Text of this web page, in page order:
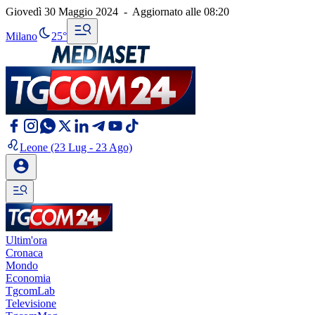
Giovedì 30 Maggio 2024 - Aggiornato alle 08:20
Milano 25°
Leone (23 Lug - 23 Ago)
Ultim'ora
Cronaca
Mondo
Economia
TgcomLab
Televisione